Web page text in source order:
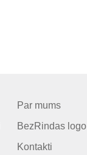
Par mums
BezRindas logo
Kontakti